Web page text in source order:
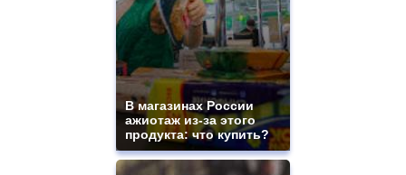
В магазинах России
ажиотаж из-за этого
продукта: что купить?